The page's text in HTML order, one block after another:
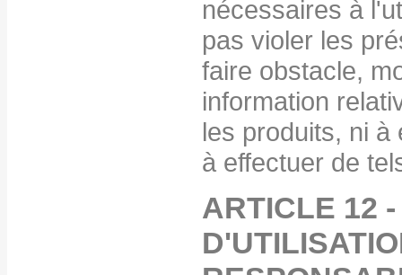
nécessaires à
pas violer les
faire obstacle,
information
les produits, ni à
à effectuer de
ARTICLE 12